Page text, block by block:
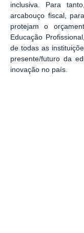
inclusiva. Para
arcabouço fiscal,
protejam o
Educação
de todas as
presente/futuro da
inovação no país.